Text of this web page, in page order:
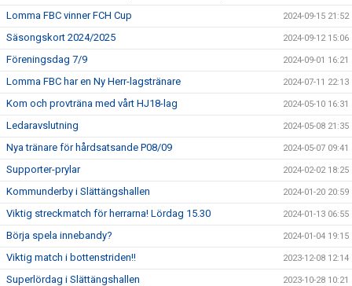
Lomma FBC vinner FCH Cup 2024-09-15 21:52
Säsongskort 2024/2025 2024-09-12 15:06
Föreningsdag 7/9 2024-09-01 16:21
Lomma FBC har en Ny Herr-lagstränare 2024-07-11 22:13
Kom och provträna med vårt HJ18-lag 2024-05-10 16:31
Ledaravslutning 2024-05-08 21:35
Nya tränare för hårdsatsande P08/09 2024-05-07 09:41
Supporter-prylar 2024-02-02 18:25
Kommunderby i Slättängshallen 2024-01-20 20:59
Viktig streckmatch för herrarna! Lördag 15.30 2024-01-13 06:55
Börja spela innebandy? 2024-01-04 19:15
Viktig match i bottenstriden!! 2023-12-08 12:14
Superlördag i Slättängshallen 2023-10-28 10:21